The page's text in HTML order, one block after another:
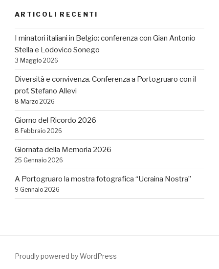
ARTICOLI RECENTI
I minatori italiani in Belgio: conferenza con Gian Antonio
Stella e Lodovico Sonego
3 Maggio 2026
Diversità e convivenza. Conferenza a Portogruaro con il
prof. Stefano Allevi
8 Marzo 2026
Giorno del Ricordo 2026
8 Febbraio 2026
Giornata della Memoria 2026
25 Gennaio 2026
A Portogruaro la mostra fotografica “Ucraina Nostra”
9 Gennaio 2026
Proudly powered by WordPress